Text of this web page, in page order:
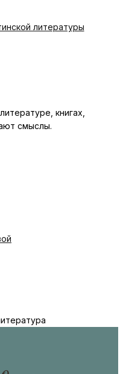
литературы
книгах,
смыслы.